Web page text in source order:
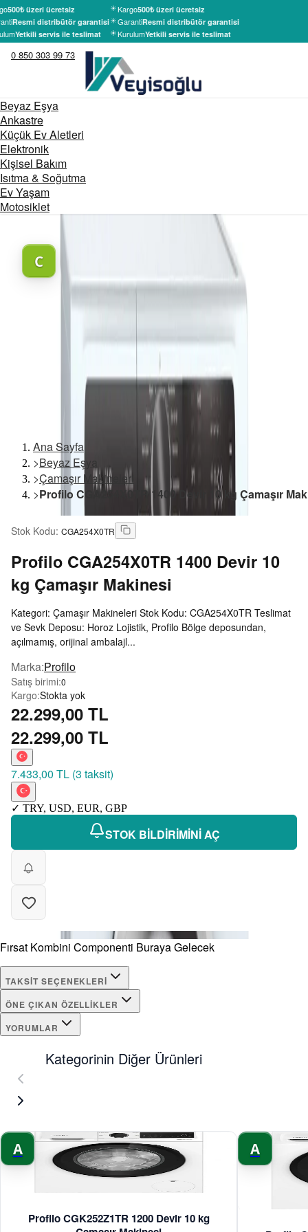
500₺ üzeri ücretsiz
Resmi distribütör garantisi
Yetkili servis ile teslimat
Kargo500₺ üzeri ücretsiz
GarantiResmi distribütör garantisi
KurulumYetkili servis ile teslimat
0 850 303 99 73
Beyaz Eşya
Ankastre
Küçük Ev Aletleri
Elektronik
Kişisel Bakım
Isıtma & Soğutma
Ev Yaşam
Motosiklet
C
Ana Sayfa
>Beyaz Eşya
>Çamaşır Makineleri
>Profilo CGA254X0TR 1400 Devir 10 kg Çamaşır
Stok Kodu: CGA254X0TR
Profilo CGA254X0TR 1400 Devir 10
kg Çamaşır Makinesi
Kategori: Çamaşır Makineleri Stok Kodu: CGA254X0TR Teslimat
ve Sevk Deposu: Horoz Lojistik, Profilo Bölge deposundan,
açılmamış, orijinal ambalajl...
Marka:Profilo
Satış birimi:0
Kargo:Stokta yok
22.299,00 TL
22.299,00 TL
7.433,00 TL (3 taksit)
✓ TRY, USD, EUR, GBP
STOK BİLDİRİMİNİ AÇ
Fırsat Kombini Componenti Buraya Gelecek
TAKSIT SEÇENEKLERI
ÖNE ÇIKAN ÖZELLIKLER
YORUMLAR
Kategorinin Diğer Ürünleri
A
Profilo CGK252Z1TR 1200 Devir 10 kg
A